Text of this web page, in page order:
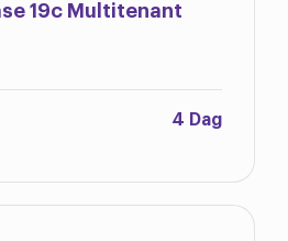
19c Multitenant
4 Dag